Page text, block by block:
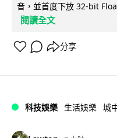
音，並首度下放 32-bit
閱讀全文
分享
科技娛樂 生活娛樂 城